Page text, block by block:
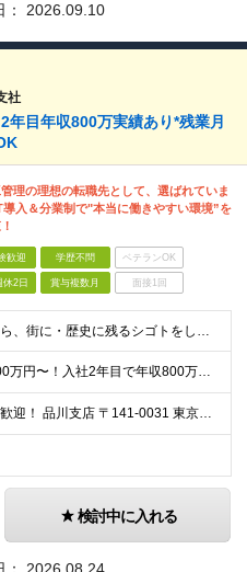
2026.09.10
社
年目年収800万実績あり*残業月
管理の理想の転職先として、選ばれていま
導入＆分業制で"本当に働きやすい環境”を
歓迎 学歴不問 ベテランOK
休2日 賞与複数月 面接1回
《せっかくなら、街に・歴史に残るシゴトをしませんか？》 ☆今までの雇用形態・転職回数は一切不問！ ◆普通自動車免許（AT限定可）をお持ちの方 ◆未経験・第二新卒OK・学歴不問 ★こんな方にピッタリ★
★想定年収600万円〜！入社2年目で年収800万円の実績あり ★経験者の方は月給30万円以上＆前給保証！ 月給27万円〜＋各種手当＋賞与年2回 ※これまでのご経験やスキルに応じて加給・優遇いたします
☆U・Iターン歓迎！ 品川支店 〒141-0031 東京都品川区西五反田8-1-14 最勝ビル 11F 横浜支店 〒141-0031 東京都品川区西五反田8-1-14 最勝ビル 11F 新潟支店
検討中に入れる